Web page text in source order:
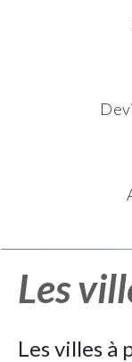
Les
Les villes à